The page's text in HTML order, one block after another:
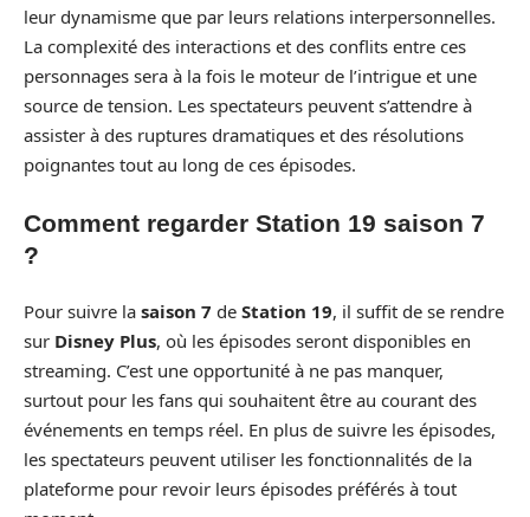
leur dynamisme que par leurs relations interpersonnelles.
La complexité des interactions et des conflits entre ces
personnages sera à la fois le moteur de l’intrigue et une
source de tension. Les spectateurs peuvent s’attendre à
assister à des ruptures dramatiques et des résolutions
poignantes tout au long de ces épisodes.
Comment regarder Station 19 saison 7
?
Pour suivre la saison 7 de Station 19, il suffit de se rendre
sur Disney Plus, où les épisodes seront disponibles en
streaming. C’est une opportunité à ne pas manquer,
surtout pour les fans qui souhaitent être au courant des
événements en temps réel. En plus de suivre les épisodes,
les spectateurs peuvent utiliser les fonctionnalités de la
plateforme pour revoir leurs épisodes préférés à tout